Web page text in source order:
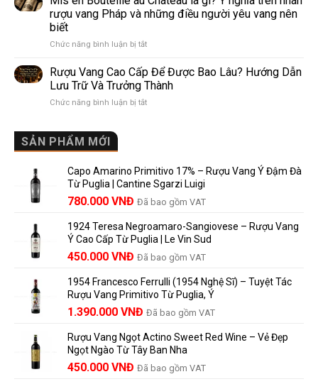
Nào?
10
So
Dễ
Hiểu
Người
Lalande
de
Điểm
khác
nhau
và
vì
lựa
chọn
đáng
rượu vang Pháp và những điều người yêu vang nên
biết
Chức năng bình luận bị tắtở
en
Bouteille
au
Château
nhãn
rượu
vang
và
những
người
vang
nên
biết
Rượu Vang Cao Cấp Để Được Bao Lâu? Hướng Dẫn
Lưu Trữ Và Trưởng Thành
Chức năng bình luận bị tắtở
Được
Bao
Lâu?
Hướng
Dẫn
Lưu
Trữ
Và
Thành
SẢN PHẨM MỚI
Capo Amarino Primitivo 17% – Rượu Vang Ý Đậm Đà
Từ Puglia | Cantine Sgarzi Luigi
Giá
là:
858.000 VNĐ.
780.000 VNĐ Giá
tại
là:
780.000 VNĐ.
Đã bao gồm VAT
1924 Teresa Negroamaro-Sangiovese – Rượu Vang
Ý Cao Cấp Từ Puglia | Le Vin Sud
Giá
là:
495.000 VNĐ.
450.000 VNĐ Giá
tại
là:
450.000 VNĐ.
Đã bao gồm VAT
1954 Francesco Ferrulli (1954 Nghệ Sĩ) – Tuyệt Tác
Rượu Vang Primitivo Từ Puglia, Ý
Giá
là:
1.529.000 VNĐ.
1.390.000 VNĐ Giá
tại
là:
1.390.000 VNĐ.
Đã bao gồm VAT
Rượu Vang Ngọt Actino Sweet Red Wine – Vẻ Đẹp
Ngọt Ngào Từ Tây Ban Nha
450.000 VNĐ Đã bao gồm VAT